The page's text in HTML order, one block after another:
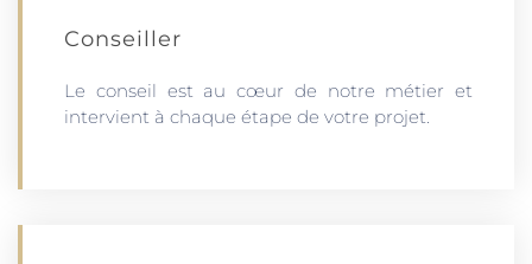
Conseiller
Le conseil est au cœur de notre métier et
intervient à chaque étape de votre projet.